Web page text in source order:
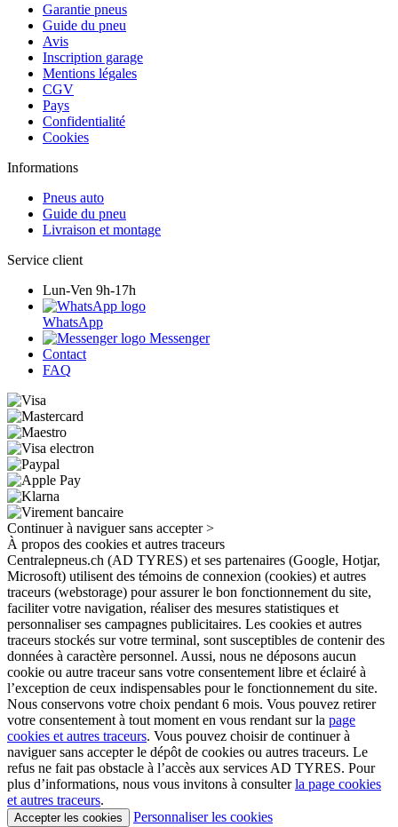
Garantie pneus
Guide du pneu
Avis
Inscription garage
Mentions légales
CGV
Pays
Confidentialité
Cookies
Informations
Pneus auto
Guide du pneu
Livraison et montage
Service client
Lun-Ven 9h-17h
WhatsApp
Messenger
Contact
FAQ
Continuer à naviguer sans accepter >
À propos des cookies et autres traceurs
Centralepneus.ch (AD TYRES) et ses partenaires (Google, Hotjar,
Microsoft) utilisent des témoins de connexion (cookies) et autres
traceurs (webstorage) pour assurer le bon fonctionnement du site,
faciliter votre navigation, réaliser des mesures statistiques et
personnaliser ses campagnes publicitaires. Les cookies et autres
traceurs stockés sur votre terminal, sont susceptibles de contenir des
données à caractère personnel. Aussi, nous ne déposons aucun
cookie ou autre traceur sans votre consentement libre et éclairé à
l’exception de ceux indispensables pour le fonctionnement du site.
Nous conservons votre choix pendant 6 mois. Vous pouvez retirer
votre consentement à tout moment en vous rendant sur la page
cookies et autres traceurs. Vous pouvez choisir de continuer à
naviguer sans accepter le dépôt de cookies ou autres traceurs. Le
refus ne fait pas obstacle à l’accès aux services AD TYRES. Pour
plus d’informations, nous vous invitons à consulterla page cookies
et autres traceurs.
Accepter les cookies Personnaliser les cookies